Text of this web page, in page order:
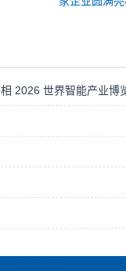
2026 世界智能产业博